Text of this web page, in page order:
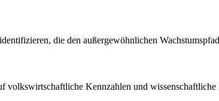
die den außergewöhnlichen
volkswirtschaftliche Kennzahlen und